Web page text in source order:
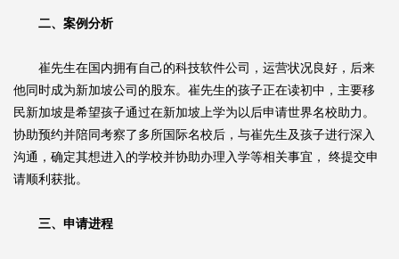
二、案例分析
崔先生在国内拥有自己的科技软件公司，运营状况良好，后来
他同时成为新加坡公司的股东。崔先生的孩子正在读初中，主要移
民新加坡是希望孩子通过在新加坡上学为以后申请世界名校助力。
协助预约并陪同考察了多所国际名校后，与崔先生及孩子进行深入
沟通，确定其想进入的学校并协助办理入学等相关事宜， 终提交申
请顺利获批。
三、申请进程